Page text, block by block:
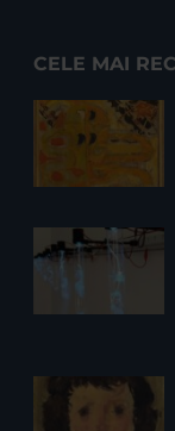
CELE MAI